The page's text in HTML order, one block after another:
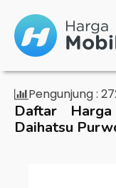
Pengunjung :
Daftar
Daihatsu